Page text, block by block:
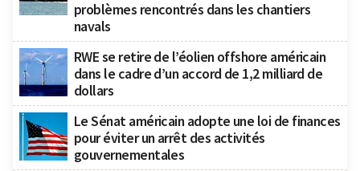
problèmes rencontrés dans les chantiers
navals
RWE se retire de l’éolien offshore américain
dans le cadre d’un accord de 1,2 milliard de
dollars
Le Sénat américain adopte une loi de finances
pour éviter un arrêt des activités
gouvernementales